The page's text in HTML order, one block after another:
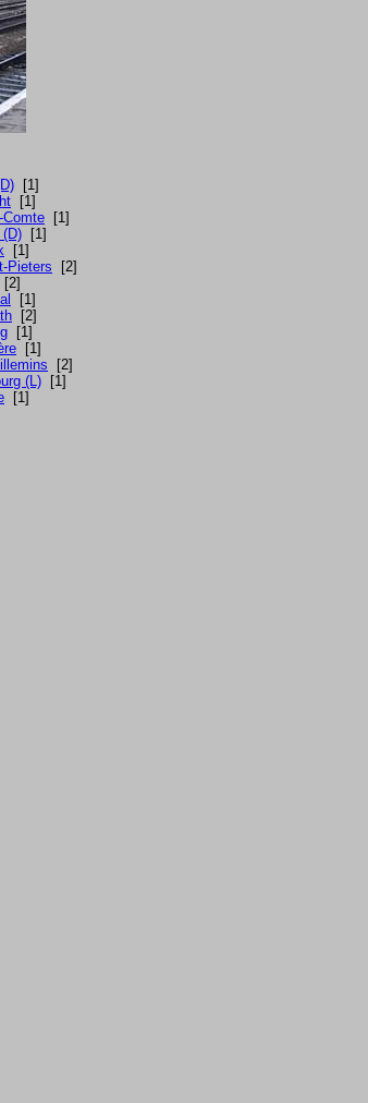
[1]
[1]
Comte [1]
(D) [1]
[1]
Pieters [2]
[2]
[1]
[2]
[1]
[1]
[2]
(L) [1]
[1]